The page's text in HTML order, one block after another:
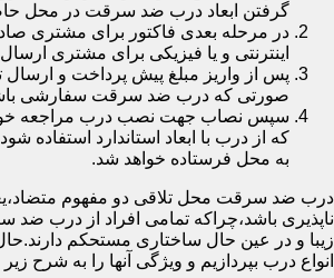
گرفتن ابعاد درب ضد سرقت در محل
در مرحله بعدی فاکتور برای مشتری
اینترنتی و یا فیزیکی برای مشتری
پس از واریز مبلغ پیش پرداخت و ارسال
صورتی که درب ضد سرقت سفارشی
سپس نصاب جهت نصب درب مراجعه
که از درب با ابعاد استاندارد استفاده
به محل فرستاده خواهد شد.
درب ضد سرقت محل تلاقی دو مفهوم
ناپذیری باشد،چراکه تمامی افراد از درب
زیبا و در عین حال ساختاری مستحکم
انواع درب بپردازیم و ویژگی آنها را به شرح زیر